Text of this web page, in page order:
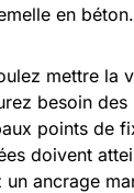
en béton.
mettre la
besoin des
points de
doivent
ancrage